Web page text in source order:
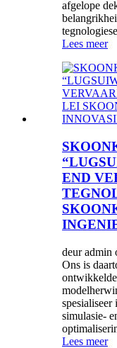
afgelope
Lees meer
END
deur admin
Ons is
simulasie-
Lees meer